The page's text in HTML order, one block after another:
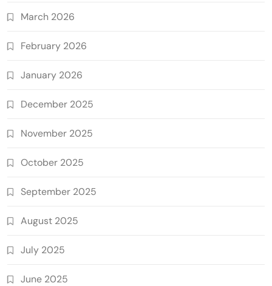
March 2026
February 2026
January 2026
December 2025
November 2025
October 2025
September 2025
August 2025
July 2025
June 2025